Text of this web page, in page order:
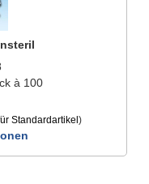
à 100
Standardartikel )